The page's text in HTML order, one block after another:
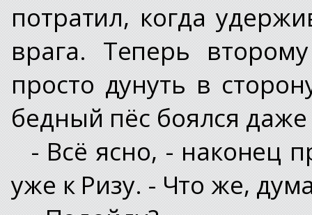
потратил, когда
врага. Теперь
просто дунуть в
бедный пёс боялся даже
- Всё ясно, - наконец
уже к Ризу. - Что же,